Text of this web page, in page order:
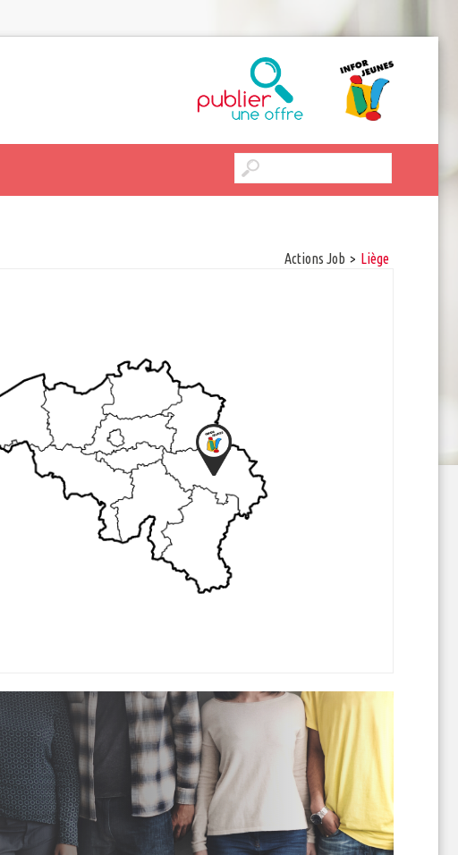
Actions Job > Liège